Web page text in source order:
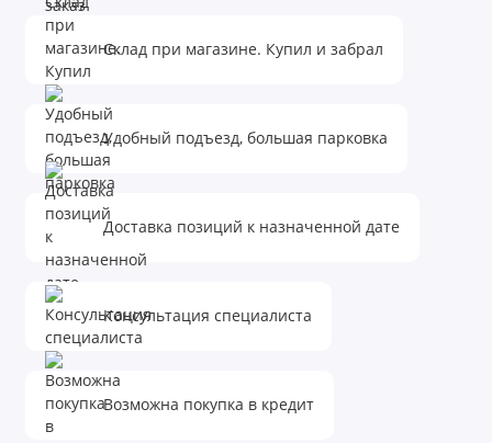
Склад при магазине. Купил и забрал
Удобный подъезд, большая парковка
Доставка позиций к назначенной дате
Консультация специалиста
Возможна покупка в кредит